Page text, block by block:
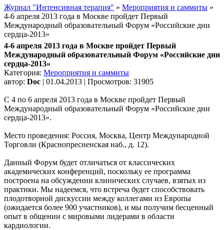
Журнал "Интенсивная терапия" » Мероприятия и саммиты »
4-6 апреля 2013 года в Москве пройдет Первый
Международный образовательный Форум «Российские дни
сердца-2013»
4-6 апреля 2013 года в Москве пройдет Первый
Международный образовательный Форум «Российские дни
сердца-2013»
Категория: Мероприятия и саммиты
автор: Doc | 01.04.2013 | Просмотров: 31905
С 4 по 6 апреля 2013 года в Москве пройдет Первый
Международный образовательный Форум «Российские дни
сердца-2013».
Место проведения: Россия, Москва, Центр Международной
Торговли (Краснопресненская наб., д. 12).
Данный Форум будет отличаться от классических
академических конференций, поскольку ее программа
построена на обсуждении клинических случаев, взятых из
практики. Мы надеемся, что встреча будет способствовать
плодотворной дискуссии между коллегами из Европы
(ожидается более 900 участников), и мы получим бесценный
опыт в общении с мировыми лидерами в области
кардиологии.